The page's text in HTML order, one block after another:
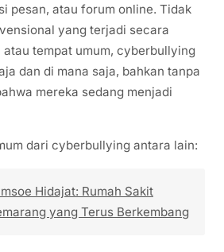
pesan, atau forum online. Tidak
yang terjadi secara
atau tempat umum, cyberbullying
dan di mana saja, bahkan tanpa
mereka sedang menjadi
dari cyberbullying antara lain:
Hidajat: Rumah Sakit
yang Terus Berkembang